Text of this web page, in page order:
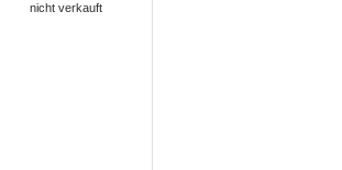
nicht verkauft